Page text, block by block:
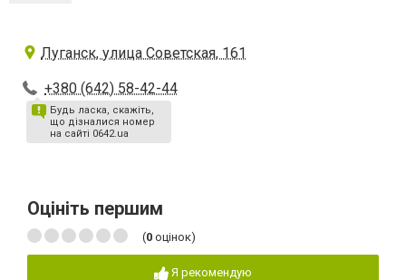
Луганск, улица Советская, 161
+380 (642) 58-42-44
Будь ласка, скажіть,
що дізналися номер
на сайті 0642.ua
Оцініть першим
(0 оцінок)
Я рекомендую